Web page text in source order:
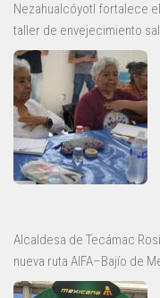
Nezahualcóyotl fortalece
taller de envejecimiento
Alcaldesa de Tecámac
nueva ruta AIFA–Bajío de